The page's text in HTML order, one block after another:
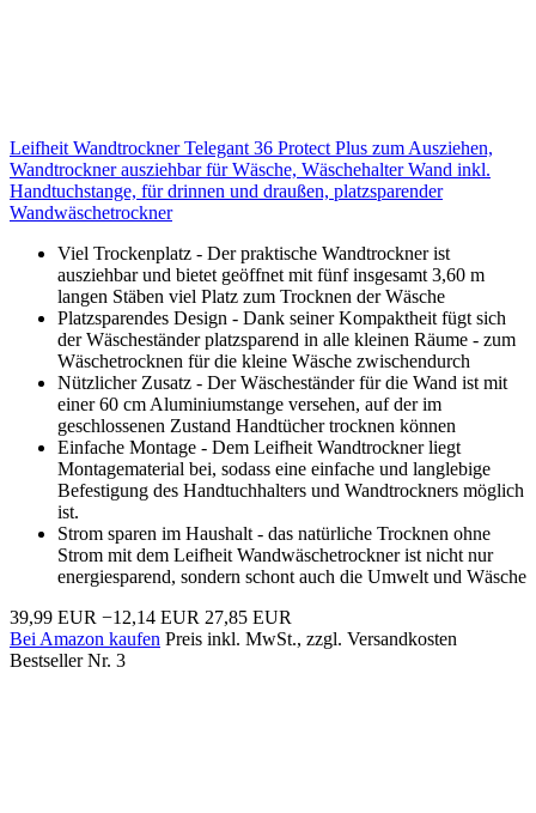
Leifheit Wandtrockner Telegant 36 Protect Plus zum Ausziehen,
Wandtrockner ausziehbar für Wäsche, Wäschehalter Wand inkl.
Handtuchstange, für drinnen und draußen, platzsparender
Wandwäschetrockner
Viel Trockenplatz - Der praktische Wandtrockner ist
ausziehbar und bietet geöffnet mit fünf insgesamt 3,60 m
langen Stäben viel Platz zum Trocknen der Wäsche
Platzsparendes Design - Dank seiner Kompaktheit fügt sich
der Wäscheständer platzsparend in alle kleinen Räume - zum
Wäschetrocknen für die kleine Wäsche zwischendurch
Nützlicher Zusatz - Der Wäscheständer für die Wand ist mit
einer 60 cm Aluminiumstange versehen, auf der im
geschlossenen Zustand Handtücher trocknen können
Einfache Montage - Dem Leifheit Wandtrockner liegt
Montagematerial bei, sodass eine einfache und langlebige
Befestigung des Handtuchhalters und Wandtrockners möglich
ist.
Strom sparen im Haushalt - das natürliche Trocknen ohne
Strom mit dem Leifheit Wandwäschetrockner ist nicht nur
energiesparend, sondern schont auch die Umwelt und Wäsche
39,99 EUR −12,14 EUR 27,85 EUR
Bei Amazon kaufen Preis inkl. MwSt., zzgl. Versandkosten
Bestseller Nr. 3